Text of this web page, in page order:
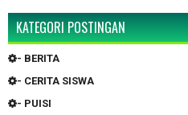
KATEGORI POSTINGAN
- BERITA
- CERITA SISWA
- PUISI